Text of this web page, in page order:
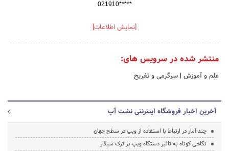
021910*****
[نمایش اطلاعات]
منتشر شده در سرویس های:
علم و آموزش | سرگرمی و تفریح
آخرین اخبار فروشگاه اینترنتی نشت آپ
چند آمار در ارتباط با استفاده از ویپ در سطح جهان
نگاهی کوتاه به تاثیر دستگاه ویپ بر ترک سیگار